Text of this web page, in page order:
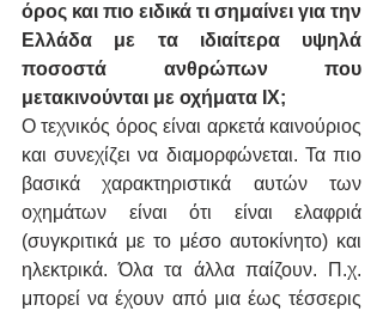
όρος και πιο ειδικά τι σημαίνει για την
Ελλάδα με τα ιδιαίτερα υψηλά
ποσοστά ανθρώπων που
μετακινούνται με οχήματα ΙΧ;
Ο τεχνικός όρος είναι αρκετά καινούριος
και συνεχίζει να διαμορφώνεται. Τα πιο
βασικά χαρακτηριστικά αυτών των
οχημάτων είναι ότι είναι ελαφριά
(συγκριτικά με το μέσο αυτοκίνητο) και
ηλεκτρικά. Όλα τα άλλα παίζουν. Π.χ.
μπορεί να έχουν από μια έως τέσσερις